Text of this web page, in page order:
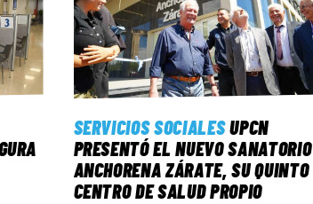
SERVICIOS SOCIALESUPCN
PRESENTÓ EL NUEVO SANATORIO
ANCHORENA ZÁRATE, SU QUINTO
CENTRO DE SALUD PROPIO